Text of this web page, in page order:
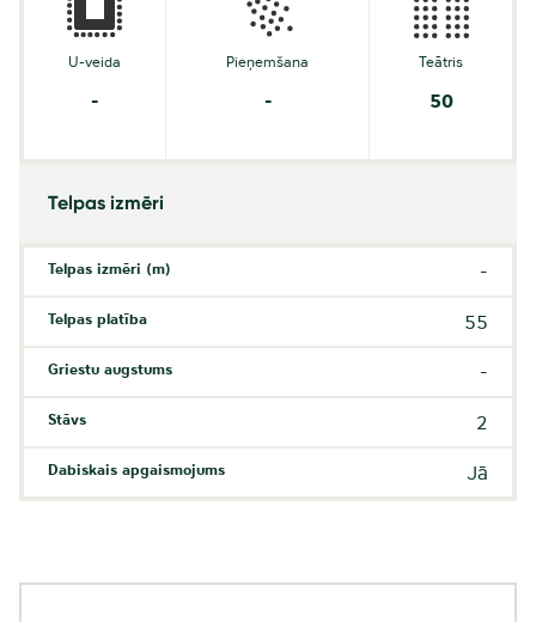
U-veida
-
Pieņemšana
-
Teātris
50
Telpas izmēri
Telpas izmēri (m) -
Telpas platība 55
Griestu augstums -
Stāvs 2
Dabiskais apgaismojums Jā